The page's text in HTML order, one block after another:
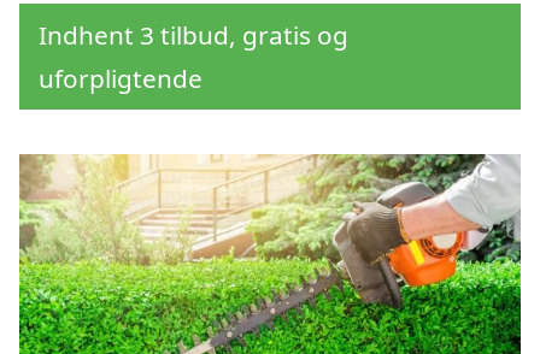
Indhent 3 tilbud, gratis og
uforpligtende